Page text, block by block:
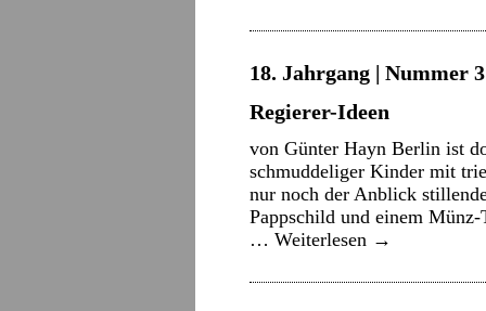
18. Jahrgang | Nummer
Regierer-Ideen
von Günter Hayn Berlin ist
schmuddeliger Kinder mit
nur noch der Anblick
Pappschild und einem
… Weiterlesen →